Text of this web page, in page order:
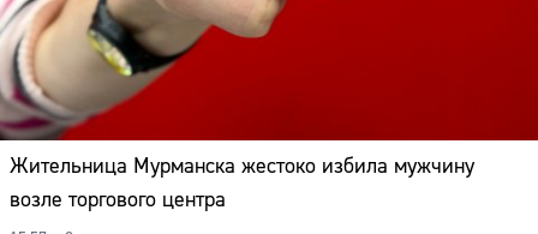
Жительница Мурманска жестоко избила мужчину
возле торгового центра